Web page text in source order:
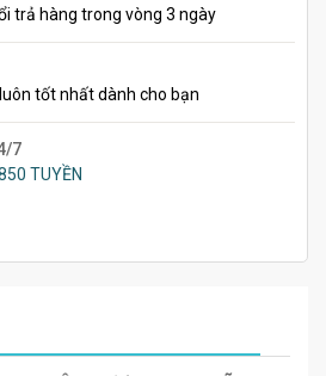
trả hàng trong vòng 3 ngày
tốt nhất dành cho bạn
7
TUYỀN